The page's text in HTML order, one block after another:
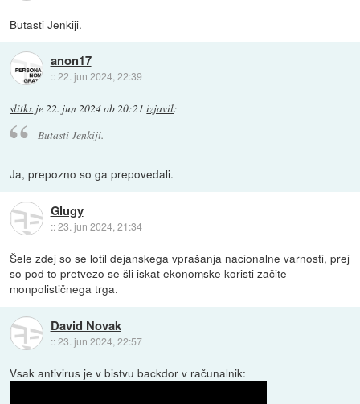
Butasti Jenkiji.
anon17
::22. jun 2024, 22:39
slitkx je22. jun 2024 ob 20:21 izjavil:
Butasti Jenkiji.
Ja, prepozno so ga prepovedali.
Glugy
::23. jun 2024, 21:34
Šele zdej so se lotil dejanskega vprašanja nacionalne varnosti, prej
so pod to pretvezo se šli iskat ekonomske koristi začite
monpolističnega trga.
David Novak
::23. jun 2024, 22:57
Vsak antivirus je v bistvu backdor v računalnik: